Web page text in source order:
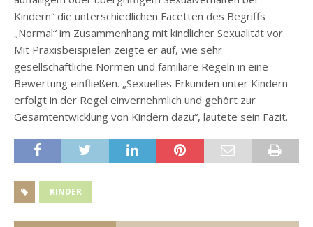
Kindern“ die unterschiedlichen Facetten des Begriffs
„Normal“ im Zusammenhang mit kindlicher Sexualität vor.
Mit Praxisbeispielen zeigte er auf, wie sehr
gesellschaftliche Normen und familiäre Regeln in eine
Bewertung einfließen. „Sexuelles Erkunden unter Kindern
erfolgt in der Regel einvernehmlich und gehört zur
Gesamtentwicklung von Kindern dazu“, lautete sein Fazit.
KINDER